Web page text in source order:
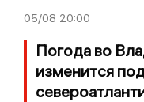
05/08 20:00
Погода во
изменится